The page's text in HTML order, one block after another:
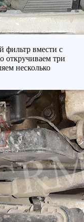
фильтр вмести с
откручиваем три
несколько